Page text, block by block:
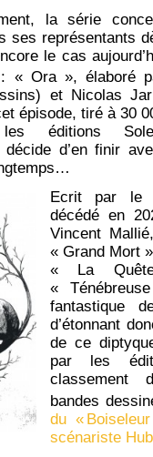
la série
ses représentants
le cas
« Ora », élaboré
et Nicolas
épisode, tiré à 30
éditions
décide d’en finir
Ecrit par le
décédé en
Vincent
« Grand Mort
« La
«
fantastique
d’étonnant
de ce
par les
classement
bandes
du «
scénariste